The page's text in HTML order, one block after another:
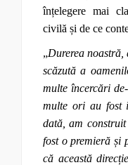
înțelegere mai
civilă și de ce
„Durerea noastră,
scăzută a
multe încercări
multe ori au fost
dată, am
fost o premieră și
că această